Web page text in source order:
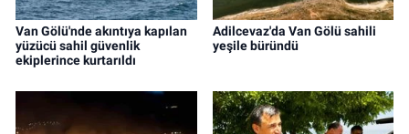
Van Gölü'nde akıntıya kapılan
yüzücü sahil güvenlik
ekiplerince kurtarıldı
Adilcevaz'da Van Gölü sahili
yeşile büründü